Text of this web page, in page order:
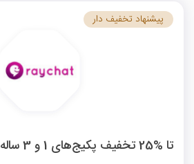
تا %25 تخفیف پکیج‌های 1 و 3 ساله رایچت
پیشنهاد تخفیف دار